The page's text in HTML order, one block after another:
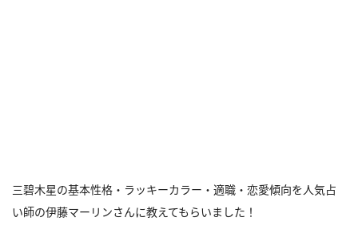
三碧木星の基本性格・ラッキーカラー・適職・恋愛傾向を人気占
い師の伊藤マーリンさんに教えてもらいました！